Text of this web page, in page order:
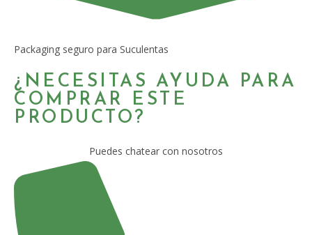
Packaging seguro para Suculentas
¿NECESITAS AYUDA PARA
COMPRAR ESTE
PRODUCTO?
Puedes chatear con nosotros